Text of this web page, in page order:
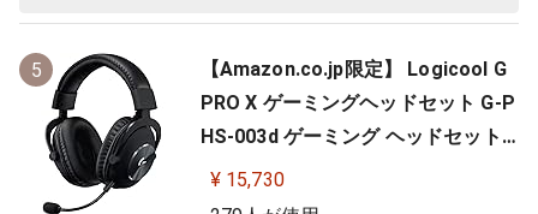
5
【Amazon.co.jp限定】 Logicool G
PRO X ゲーミングヘッドセット G-P
HS-003d ゲーミング ヘッドセット
Dolby 7.1ch サラウンドサウンド 3.5
mm 有線 マイク付き Blue VO!CE搭
¥ 15,730